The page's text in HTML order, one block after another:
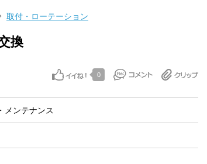
取付・ローテーション
換
0
メンテナンス